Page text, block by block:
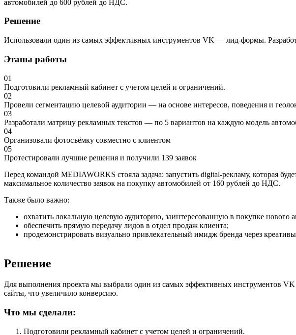
автомобилей до 600 рублей до НДС.
Решение
Использовали один из самых эффективных инструментов VK — лид-формы.
Этапы работы
01
Подготовили рекламный кабинет с учетом целей и ограничений.
02
Провели сегментацию целевой аудитории — на основе интересов, поведения и
03
Разработали матрицу рекламных текстов — по 5 вариантов на каждую модель
04
Организовали фотосъёмку совместно с клиентом
05
Протестировали лучшие решения и получили 139 заявок
Перед командой MEDIAWORKS стояла задача: запустить digital-рекламу, которая
максимальное количество заявок на покупку автомобилей от 160 рублей до НДС.
Также было важно:
охватить локальную целевую аудиторию, заинтересованную в покупке нового
обеспечить прямую передачу лидов в отдел продаж клиента;
продемонстрировать визуально привлекательный имидж бренда через
Решение
Для выполнения проекта мы выбрали один из самых эффективных инструментов
сайты, что увеличило конверсию.
Что мы сделали:
Подготовили рекламный кабинет с учетом целей и ограничений.